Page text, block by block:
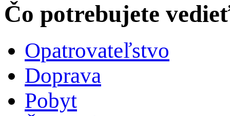
Pikošky
Zdravie
Rodina a vzťahy
Čo potrebujete